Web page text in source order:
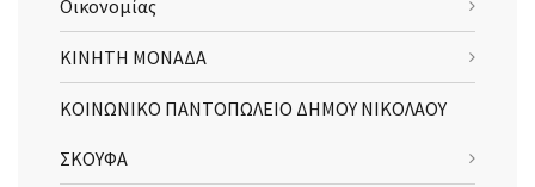
Οικονομίας
ΚΙΝΗΤΗ ΜΟΝΑΔΑ
ΚΟΙΝΩΝΙΚΟ ΠΑΝΤΟΠΩΛΕΙΟ ΔΗΜΟΥ ΝΙΚΟΛΑΟΥ
ΣΚΟΥΦΑ